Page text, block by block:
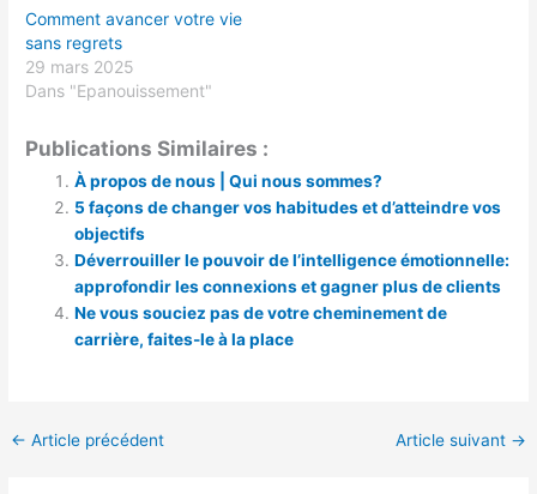
Comment avancer votre vie
sans regrets
29 mars 2025
Dans "Epanouissement"
Publications Similaires :
À propos de nous | Qui nous sommes?
5 façons de changer vos habitudes et d’atteindre vos
objectifs
Déverrouiller le pouvoir de l’intelligence émotionnelle:
approfondir les connexions et gagner plus de clients
Ne vous souciez pas de votre cheminement de
carrière, faites-le à la place
← Article précédent Article suivant →